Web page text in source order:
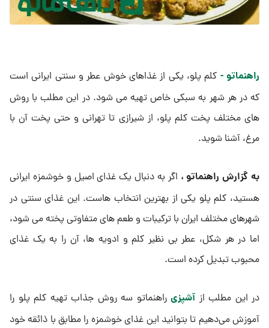
راهنماتو - کلم پلو، یکی از غذاهای خوش ‌عطر و سنتی ایرانی است
که در هر شهر به سبکی خاص تهیه می ‌شود. در این مطلب با روش
‌های مختلف پخت کلم پلو، از شیرازی تا تهرانی و حتی پخت آن با
مرغ، آشنا شوید.
به گزارش راهنماتو ، اگر به دنبال یک غذای اصیل و خوشمزه ایرانی
هستید، کلم پلو یکی از بهترین انتخاب‌ هاست. این غذای سنتی در
شهرهای مختلف ایران با ترکیبات و طعم ‌های متفاوتی پخته می ‌شود،
اما در هر شکل، عطر بی ‌نظیر کلم و ادویه‌ ها، آن را به یک غذای
محبوب تبدیل کرده است.
در این مطلب از آشپزی راهنماتو سه روش جذاب تهیه کلم پلو را
آموزش می‌دهیم تا بتوانید این غذای خوشمزه را مطابق با ذائقه خود